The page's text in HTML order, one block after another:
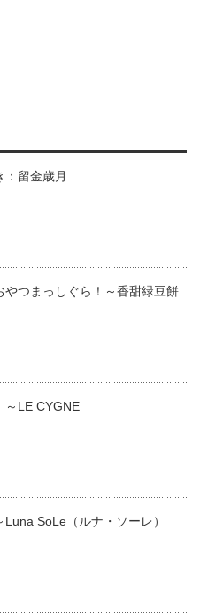
：留金歳月
やつまっしぐら！～香甜緑豆餅
LE CYGNE
SoLe（ルナ・ソーレ）